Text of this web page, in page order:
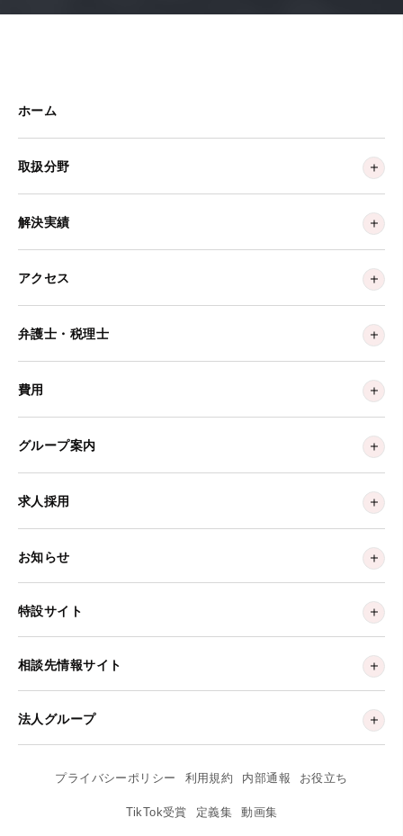
ホーム
取扱分野
解決実績
アクセス
弁護士・税理士
費用
グループ案内
求人採用
お知らせ
特設サイト
相談先情報サイト
法人グループ
プライバシーポリシー 利用規約 内部通報 お役立ち
TikTok受賞 定義集 動画集